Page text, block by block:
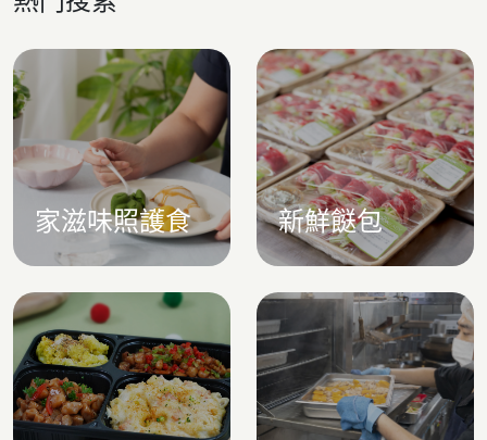
家滋味照護食 新鮮餸包